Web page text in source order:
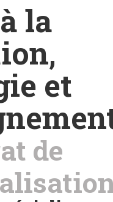
la
et
de